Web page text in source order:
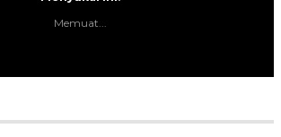
Memuat...